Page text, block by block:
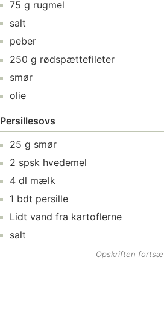
75 g rugmel
salt
peber
250 g rødspættefileter
smør
olie
Persillesovs
25 g smør
2 spsk hvedemel
4 dl mælk
1 bdt persille
Lidt vand fra kartoflerne
salt
Opskriften